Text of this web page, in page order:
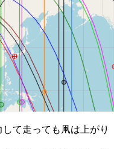
て走っても凧は上がり